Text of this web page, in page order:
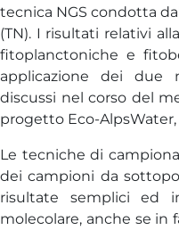
tecnica NGS condotta
(TN). I risultati relativi
fitoplanctoniche e
applicazione dei due
discussi nel corso del
progetto Eco-
Le tecniche di
dei campioni da
risultate semplici ed
molecolare, anche se in